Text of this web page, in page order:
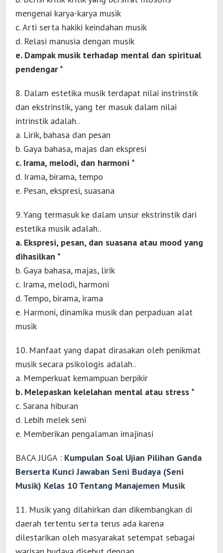
mengenai karya-karya musik
c. Arti serta hakiki keindahan musik
d. Relasi manusia dengan musik
e. Dampak musik terhadap mental dan spiritual
pendengar *
8. Dalam estetika musik terdapat nilai instrinstik
dan ekstrinstik, yang ter masuk dalam nilai
intrinstik adalah..
a. Lirik, bahasa dan pesan
b. Gaya bahasa, majas dan ekspresi
c. Irama, melodi, dan harmoni *
d. Irama, birama, tempo
e. Pesan, ekspresi, suasana
9. Yang termasuk ke dalam unsur ekstrinstik dari
estetika musik adalah..
a. Ekspresi, pesan, dan suasana atau mood yang
dihasilkan *
b. Gaya bahasa, majas, lirik
c. Irama, melodi, harmoni
d. Tempo, birama, irama
e. Harmoni, dinamika musik dan perpaduan alat
musik
10. Manfaat yang dapat dirasakan oleh penikmat
musik secara psikologis adalah..
a. Memperkuat kemampuan berpikir
b. Melepaskan kelelahan mental atau stress *
c. Sarana hiburan
d. Lebih melek seni
e. Memberikan pengalaman imajinasi
BACA JUGA : Kumpulan Soal Ujian Pilihan Ganda
Berserta Kunci Jawaban Seni Budaya (Seni
Musik) Kelas 10 Tentang Manajemen Musik
11. Musik yang dilahirkan dan dikembangkan di
daerah tertentu serta terus ada karena
dilestarikan oleh masyarakat setempat sebagai